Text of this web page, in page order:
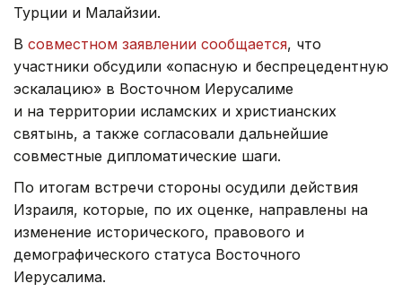
Турции и Малайзии.
В совместном заявлении сообщается, что
участники обсудили «опасную и беспрецедентную
эскалацию» в Восточном Иерусалиме
и на территории исламских и христианских
святынь, а также согласовали дальнейшие
совместные дипломатические шаги.
По итогам встречи стороны осудили действия
Израиля, которые, по их оценке, направлены на
изменение исторического, правового и
демографического статуса Восточного
Иерусалима.